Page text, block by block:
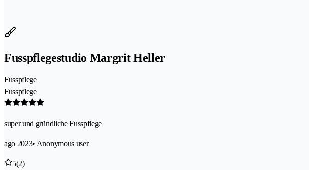
Fusspflegestudio Margrit Heller
Fusspflege
Fusspflege
super und gründliche Fusspflege
ago 2023• Anonymous user
5(2)